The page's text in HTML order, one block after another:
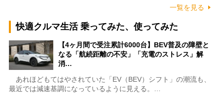
一覧を見る
快適クルマ生活 乗ってみた、使ってみた
【4ヶ月間で受注累計6000台】BEV普及の障壁と
なる「航続距離の不安」「充電のストレス」解
消…
あれほどもてはやされていた「EV（BEV）シフト」の潮流も、
最近では減速基調になっているように見える。…